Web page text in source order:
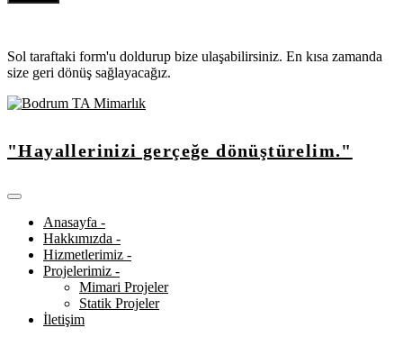
Sol taraftaki form'u doldurup bize ulaşabilirsiniz. En kısa zamanda
size geri dönüş sağlayacağız.
"Hayallerinizi gerçeğe dönüştürelim."
Anasayfa -
Hakkımızda -
Hizmetlerimiz -
Projelerimiz -
Mimari Projeler
Statik Projeler
İletişim